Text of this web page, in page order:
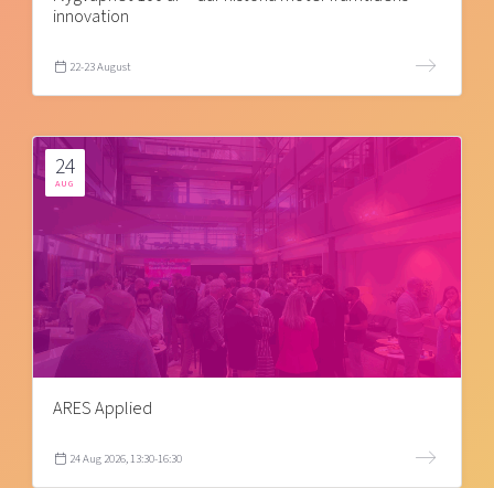
innovation
22-23 August
24
AUG
ARES Applied
24 Aug 2026, 13:30-16:30